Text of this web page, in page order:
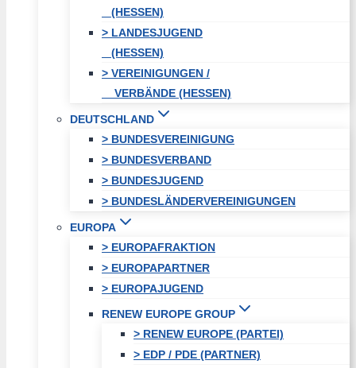
(HESSEN)
> LANDESJUGEND
(HESSEN)
> VEREINIGUNGEN /
VERBÄNDE (HESSEN)
DEUTSCHLAND
> BUNDESVEREINIGUNG
> BUNDESVERBAND
> BUNDESJUGEND
> BUNDESLÄNDERVEREINIGUNGEN
EUROPA
> EUROPAFRAKTION
> EUROPAPARTNER
> EUROPAJUGEND
RENEW EUROPE GROUP
> RENEW EUROPE (PARTEI)
> EDP / PDE (PARTNER)